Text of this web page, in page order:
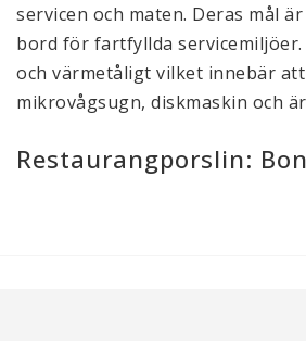
servicen och maten. Deras mål
bord för fartfyllda
och värmetåligt vilket innebär
mikrovågsugn, diskmaskin och
Restaurangporslin: